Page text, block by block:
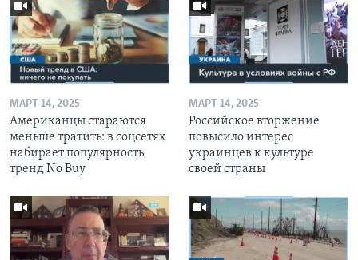
МАРТ 14, 2025
Американцы стараются
меньше тратить: в соцсетях
набирает популярность
тренд No Buy
МАРТ 14, 2025
Российское вторжение
повысило интерес
украинцев к культуре
своей страны